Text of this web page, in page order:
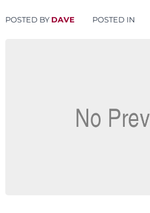
POSTED BY DAVE POSTED IN